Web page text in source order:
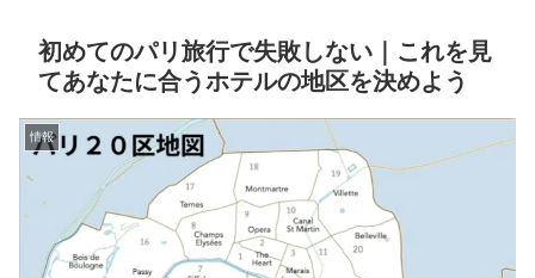
初めてのパリ旅行で失敗しない｜これを見
てあなたに合うホテルの地区を決めよう
情報